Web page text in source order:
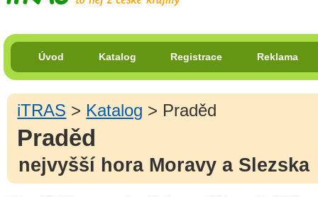
Úvod Katalog Registrace Reklama
iTRAS > Katalog > Praděd
Praděd
nejvyšší hora Moravy a Slezska